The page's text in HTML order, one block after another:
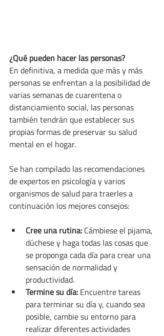
¿Qué pueden hacer las personas?
En definitiva, a medida que más y más
personas se enfrentan a la posibilidad de
varias semanas de cuarentena o
distanciamiento social, las personas
también tendrán que establecer sus
propias formas de preservar su salud
mental en el hogar.
Se han compilado las recomendaciones
de expertos en psicología y varios
organismos de salud para traerles a
continuación los mejores consejos:
Cree una rutina: Cámbiese el pijama,
dúchese y haga todas las cosas que
se proponga cada día para crear una
sensación de normalidad y
productividad.
Termine su día: Encuentre tareas
para terminar su día y, cuando sea
posible, cambie su entorno para
realizar diferentes actividades